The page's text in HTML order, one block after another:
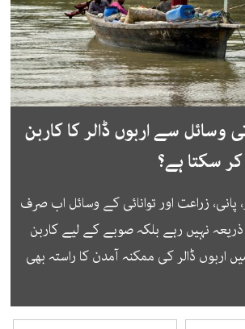
وسائل سے اربوں ڈالر کا کاربن
سکتا ہے؟
زراعت اور توانائی کے وسائل اب صرف
ذریعہ نہیں رہے بلکہ صوبے کے لیے کاربن
ڈالر کی ممکنہ آمدن کا راستہ بھی